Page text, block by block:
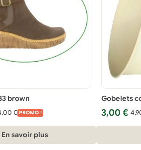
brown
€ PROMO !
En savoir plus
Gobelets
Le
était :
3,00 €
Le
est :